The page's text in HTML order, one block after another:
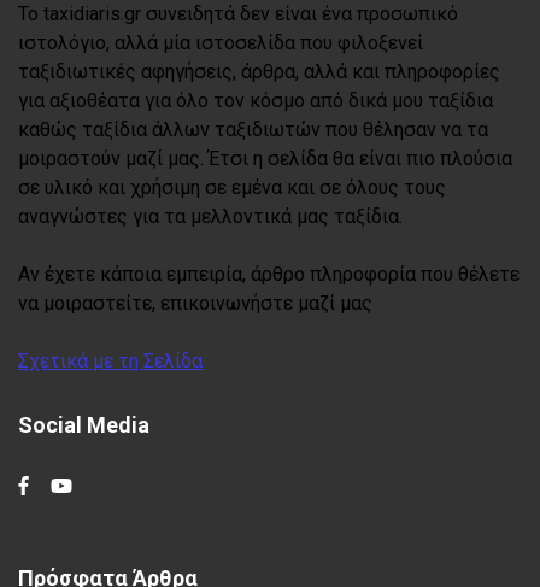
Το taxidiaris.gr συνειδητά δεν είναι ένα προσωπικό
ιστολόγιο, αλλά μία ιστοσελίδα που φιλοξενεί
ταξιδιωτικές αφηγήσεις, άρθρα, αλλά και πληροφορίες
για αξιοθέατα για όλο τον κόσμο από δικά μου ταξίδια
καθώς ταξίδια άλλων ταξιδιωτών που θέλησαν να τα
μοιραστούν μαζί μας. Έτσι η σελίδα θα είναι πιο πλούσια
σε υλικό και χρήσιμη σε εμένα και σε όλους τους
αναγνώστες για τα μελλοντικά μας ταξίδια.
Αν έχετε κάποια εμπειρία, άρθρο πληροφορία που θέλετε
να μοιραστείτε, επικοινωνήστε μαζί μας
Σχετικά με τη Σελίδα
Social Media
Πρόσφατα Άρθρα